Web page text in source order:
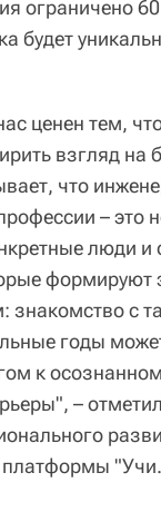
ограничено
будет
ценен тем,
взгляд на
что
– это
люди
формируют
знакомство с
годы
к
–
платформы